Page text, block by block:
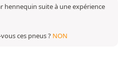
hennequin suite à une expérience
ces pneus ? NON